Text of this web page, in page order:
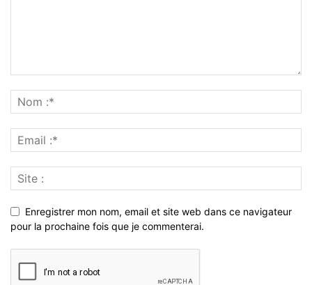
Enregistrer mon nom, email et site web dans ce navigateur
pour la prochaine fois que je commenterai.